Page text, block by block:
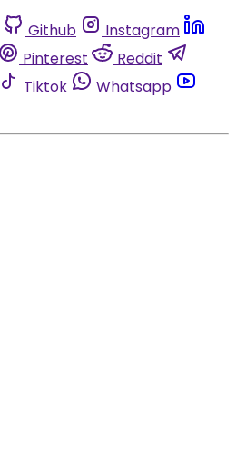
Github
Instagram
Pinterest
Reddit
Tiktok
Whatsapp